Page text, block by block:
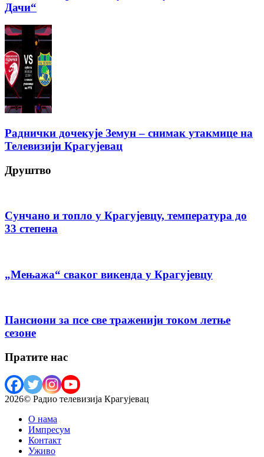
Дачи“
Раднички дочекује Земун – снимак утакмице на
Телевизији Крагујевац
Друштво
Сунчано и топло у Крагујевцу, температура до
33 степена
„Мењажа“ сваког викенда у Крагујевцу
Пансиони за псе све траженији током летње
сезоне
Пратите нас
2026© Радио телевизија Крагујевац
О нама
Импресум
Контакт
Уживо